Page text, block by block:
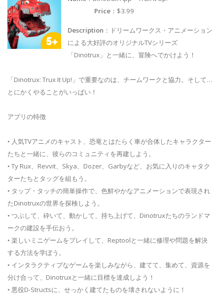
Price ：$3.99
Description ：ドリームワークス・アニメーション
による大好評のオリジナルTVシリーズ
「Dinotrux」と一緒に、冒険へでかけよう！
「Dinotrux: Trux It Up!」で重要なのは、チームワークと協力。そして…
とにかくやることがいっぱい！
アプリの特徴
• 人気TVアニメのキャスト、恐竜とはたらく車が合体したキャラクター
たちと一緒に、彼らのコミュニティを再建しよう。
• Ty Rux、Revvit、Skya、Dozer、Garbyなど、お気に入りのキャタク
ターたちとタッグを組もう。
• タップ・タッチの簡単操作で、色鮮やかなアニメーションで表現され
たDinotruxの世界を探検しよう。
• つぶして、砕いて、動かして、持ち上げて、Dinotruxたちのランドマ
ークの建設を手伝おう。
• 楽しいミニゲームをプレイして、Reptoolと一緒に修理や問題を解決
する方法を学ぼう。
• インタラクティブなゲームを楽しみながら、建てて、集めて、資源を
分け合って、Dinotruxと一緒に目標を達成しよう！
• 悪役D-Structsに、せっかく建てたものを壊されないように！